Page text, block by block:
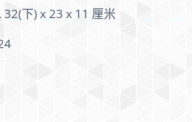
32(下) x 23 x 11 厘米